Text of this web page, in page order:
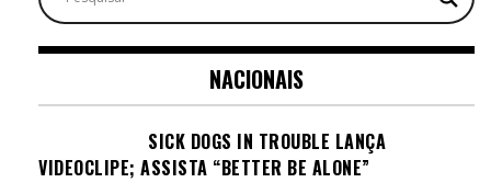
NACIONAIS
SICK DOGS IN TROUBLE LANÇA
VIDEOCLIPE; ASSISTA “BETTER BE ALONE”